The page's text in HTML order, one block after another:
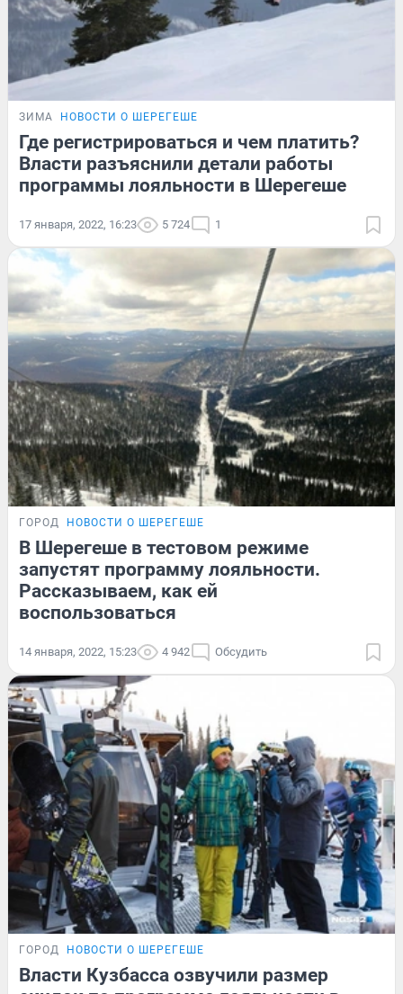
ЗИМА НОВОСТИ О ШЕРЕГЕШЕ
Где регистрироваться и чем платить?
Власти разъяснили детали работы
программы лояльности в Шерегеше
17 января, 2022, 16:23 5 724 1
ГОРОД НОВОСТИ О ШЕРЕГЕШЕ
В Шерегеше в тестовом режиме
запустят программу лояльности.
Рассказываем, как ей
воспользоваться
14 января, 2022, 15:23 4 942 Обсудить
ГОРОД НОВОСТИ О ШЕРЕГЕШЕ
Власти Кузбасса озвучили размер